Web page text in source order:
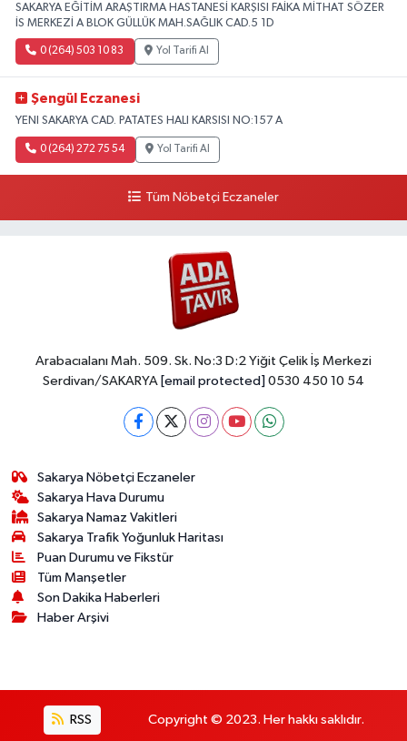
SAKARYA EĞİTİM ARAŞTIRMA HASTANESİ KARŞISI FAİKA MİTHAT SÖZER
İS MERKEZİ A BLOK GÜLLÜK MAH.SAĞLIK CAD.5 1D
0 (264) 503 10 83 Yol Tarifi Al
Şengül Eczanesi
YENI SAKARYA CAD. PATATES HALI KARSISI NO:157 A
0 (264) 272 75 54 Yol Tarifi Al
Tüm Nöbetçi Eczaneler
Arabacıalanı Mah. 509. Sk. No:3 D:2 Yiğit Çelik İş Merkezi
Serdivan/SAKARYA [email protected] 0530 450 10 54
Sakarya Nöbetçi Eczaneler
Sakarya Hava Durumu
Sakarya Namaz Vakitleri
Sakarya Trafik Yoğunluk Haritası
Puan Durumu ve Fikstür
Tüm Manşetler
Son Dakika Haberleri
Haber Arşivi
RSS Copyright © 2023. Her hakkı saklıdır.